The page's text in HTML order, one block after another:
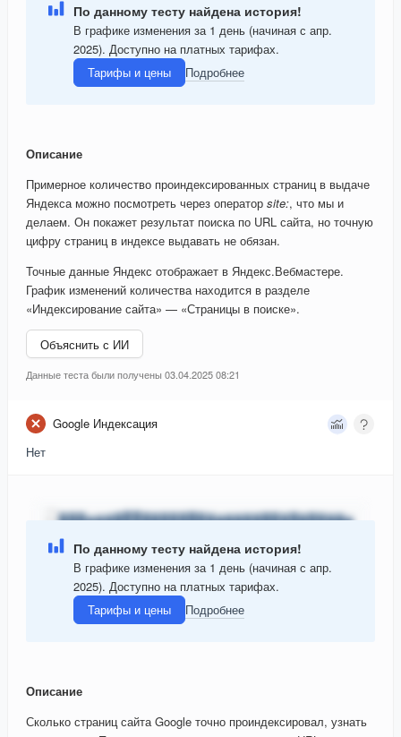
По данному тесту найдена история!
В графике изменения за 1 день (начиная с апр.
2025). Доступно на платных тарифах.
Тарифы и цены
Подробнее
Описание
Примерное количество проиндексированных страниц в выдаче
Яндекса можно посмотреть через оператор site:, что мы и
делаем. Он покажет результат поиска по URL сайта, но точную
цифру страниц в индексе выдавать не обязан.
Точные данные Яндекс отображает в Яндекс.Вебмастере.
График изменений количества находится в разделе
«Индексирование сайта» — «Страницы в поиске».
Объяснить с ИИ
Данные теста были получены 03.04.2025 08:21
Google Индексация
Нет
По данному тесту найдена история!
В графике изменения за 1 день (начиная с апр.
2025). Доступно на платных тарифах.
Тарифы и цены
Подробнее
Описание
Сколько страниц сайта Google точно проиндексировал, узнать